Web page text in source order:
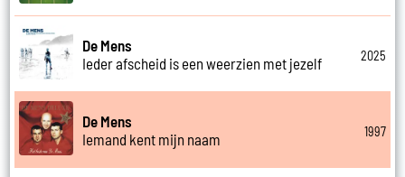
De Mens
Ieder afscheid is een weerzien met jezelf
2025
De Mens
Iemand kent mijn naam
1997